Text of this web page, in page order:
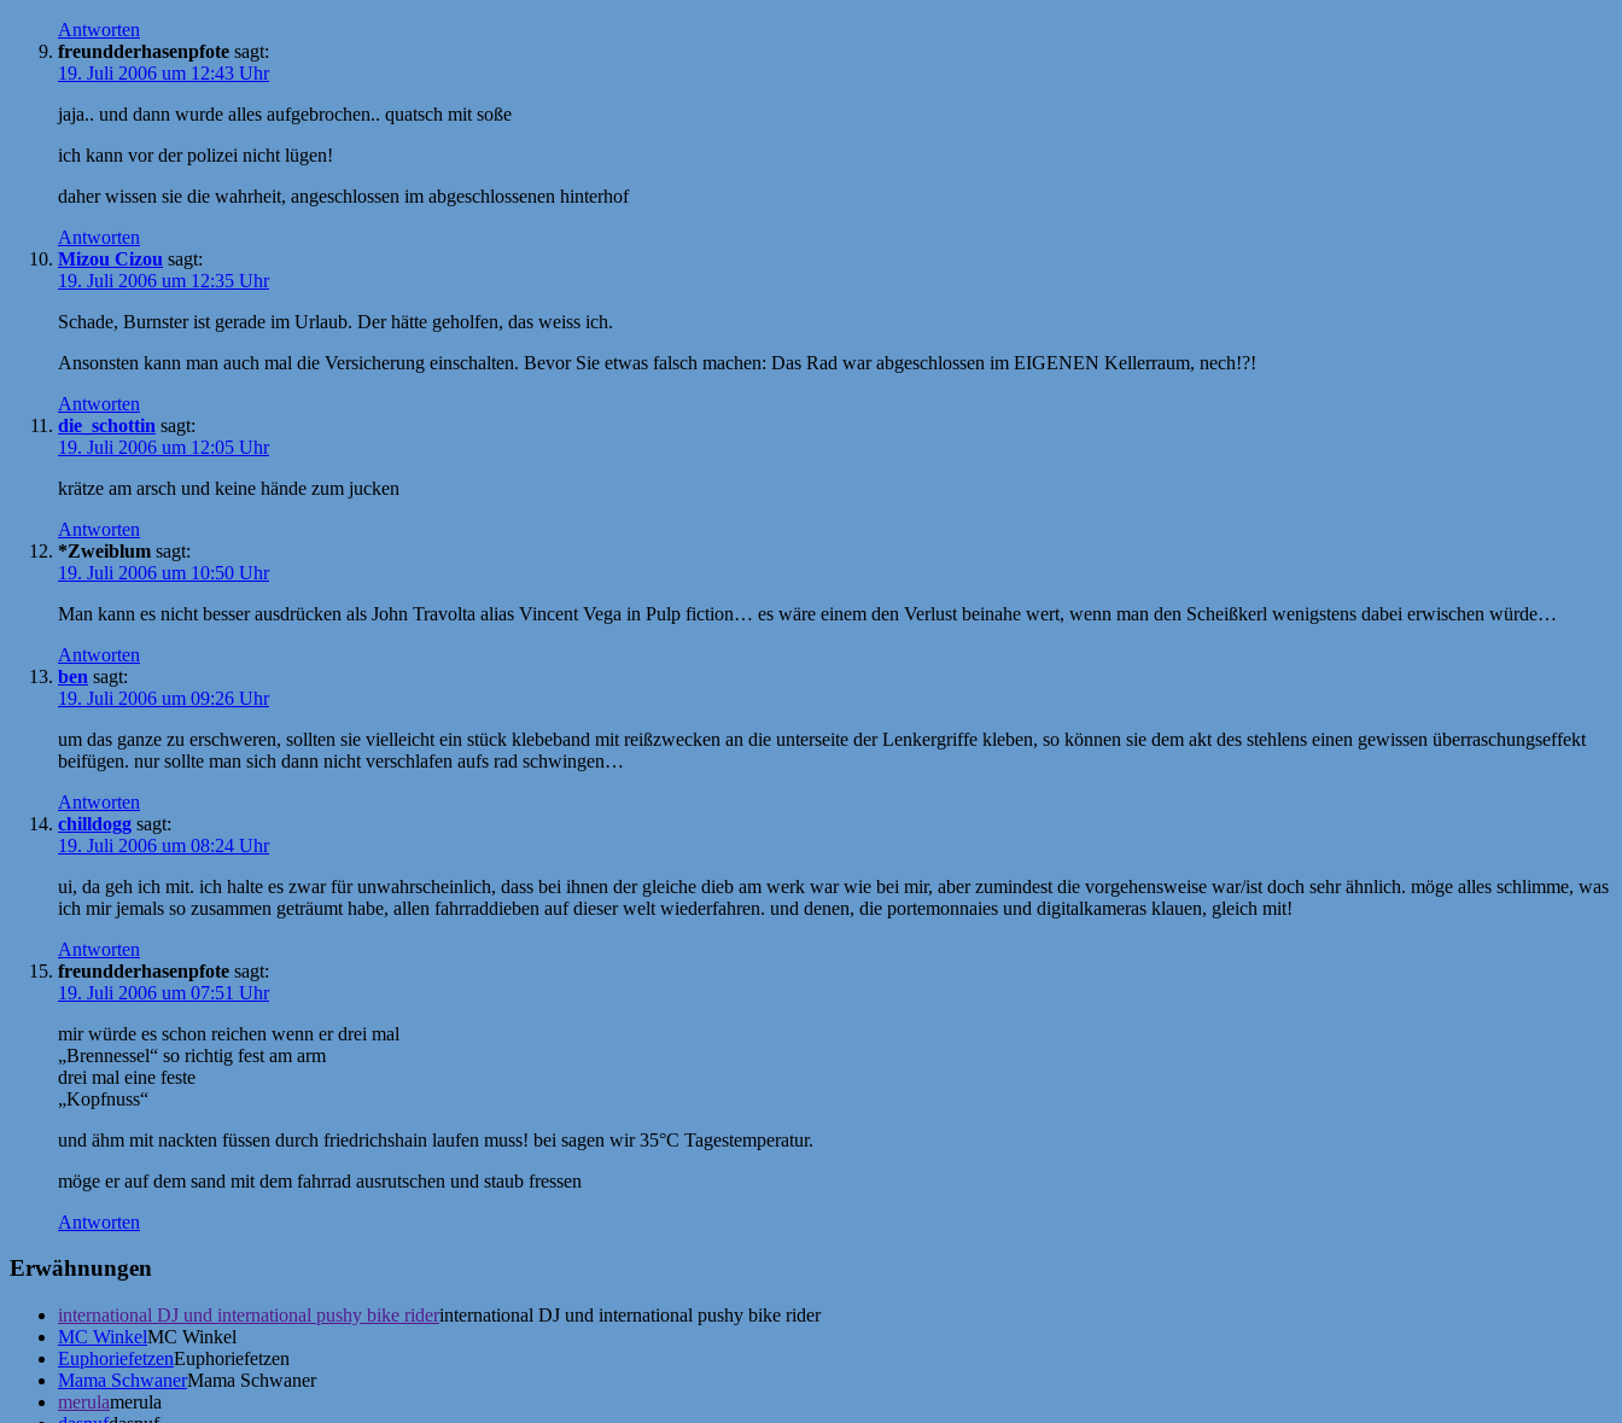
Antworten
freundderhasenpfote sagt:
19. Juli 2006 um 12:43 Uhr
jaja.. und dann wurde alles aufgebrochen.. quatsch mit soße
ich kann vor der polizei nicht lügen!
daher wissen sie die wahrheit, angeschlossen im abgeschlossenen hinterhof
Antworten
Mizou Cizou sagt:
19. Juli 2006 um 12:35 Uhr
Schade, Burnster ist gerade im Urlaub. Der hätte geholfen, das weiss ich.
Ansonsten kann man auch mal die Versicherung einschalten. Bevor Sie etwas falsch machen: Das Rad war abgeschlossen im EIGENEN Kellerraum, nech!?!
Antworten
die_schottin sagt:
19. Juli 2006 um 12:05 Uhr
krätze am arsch und keine hände zum jucken
Antworten
*Zweiblum sagt:
19. Juli 2006 um 10:50 Uhr
Man kann es nicht besser ausdrücken als John Travolta alias Vincent Vega in Pulp fiction… es wäre einem den Verlust beinahe wert, wenn man den Scheißkerl wenigstens dabei erwischen würde…
Antworten
ben sagt:
19. Juli 2006 um 09:26 Uhr
um das ganze zu erschweren, sollten sie vielleicht ein stück klebeband mit reißzwecken an die unterseite der Lenkergriffe kleben, so können sie dem akt des stehlens einen gewissen überraschungseffekt
beifügen. nur sollte man sich dann nicht verschlafen aufs rad schwingen…
Antworten
chilldogg sagt:
19. Juli 2006 um 08:24 Uhr
ui, da geh ich mit. ich halte es zwar für unwahrscheinlich, dass bei ihnen der gleiche dieb am werk war wie bei mir, aber zumindest die vorgehensweise war/ist doch sehr ähnlich. möge alles schlimme, was
ich mir jemals so zusammen geträumt habe, allen fahrraddieben auf dieser welt wiederfahren. und denen, die portemonnaies und digitalkameras klauen, gleich mit!
Antworten
freundderhasenpfote sagt:
19. Juli 2006 um 07:51 Uhr
mir würde es schon reichen wenn er drei mal
„Brennessel“ so richtig fest am arm
drei mal eine feste
„Kopfnuss“
und ähm mit nackten füssen durch friedrichshain laufen muss! bei sagen wir 35°C Tagestemperatur.
möge er auf dem sand mit dem fahrrad ausrutschen und staub fressen
Antworten
Erwähnungen
international DJ und international pushy bike riderinternational DJ und international pushy bike rider
MC WinkelMC Winkel
EuphoriefetzenEuphoriefetzen
Mama SchwanerMama Schwaner
merulamerula